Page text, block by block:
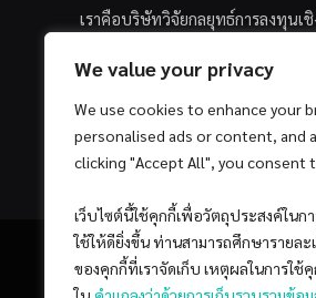
We value your privacy
We use cookies to enhance your
personalised ads or content, and
clicking "Accept All", you consent
เว็บไซต์นี้ใช้คุกกี้เพื่อวัตถุประสงค์ใน
ใช้ให้ดียิ่งขึ้น ท่านสามารถศึกษารายละ
ของคุกกี้ที่เราจัดเก็บ เหตุผลในการใช้
เราคือบริษัทวิจัยกลยุทธ์การลงทุนเ
ส่วนบุคคล ซึ่งมีเป้าหมายที่จะช่วยเ
ด้วยแนวคิดและกระบวนการลงทุน
Quantitative & Systematic